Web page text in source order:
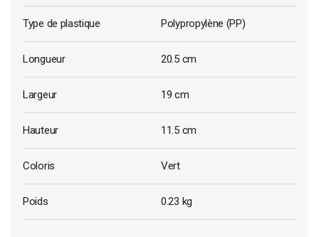
Type de plastique Polypropylène (PP)
Longueur 20.5 cm
Largeur 19 cm
Hauteur 11.5 cm
Coloris Vert
Poids 0.23 kg